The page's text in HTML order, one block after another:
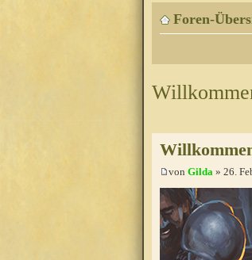
Foren-
von Gilda » 26.